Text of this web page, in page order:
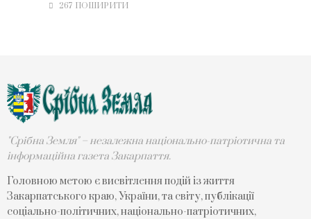
267 ПОШИРИТИ
"Срібна Земля" – незалежна національно-патріотична та
інформаційна газета Закарпаття.
Головною метою є висвітлення подій із життя
Закарпатського краю, України, та світу, публікації
соціально-політичних, національно-патріотичних,